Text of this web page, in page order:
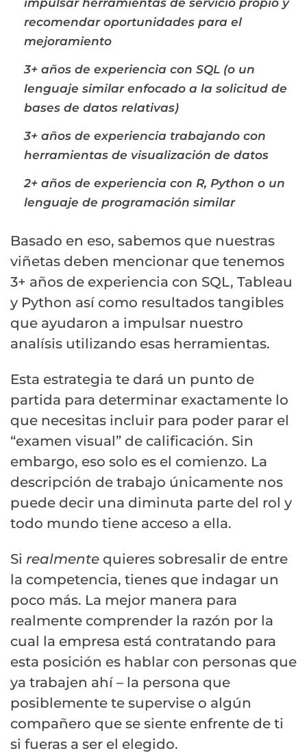
recomendar oportunidades para el
mejoramiento
3+ años de experiencia con SQL (o un
lenguaje similar enfocado a la solicitud de
bases de datos relativas)
3+ años de experiencia trabajando con
herramientas de visualización de datos
2+ años de experiencia con R, Python o un
lenguaje de programación similar
Basado en eso, sabemos que nuestras
viñetas deben mencionar que tenemos
3+ años de experiencia con SQL, Tableau
y Python así como resultados tangibles
que ayudaron a impulsar nuestro
analísis utilizando esas herramientas.
Esta estrategia te dará un punto de
partida para determinar exactamente lo
que necesitas incluir para poder parar el
“examen visual” de calificación. Sin
embargo, eso solo es el comienzo. La
descripción de trabajo únicamente nos
puede decir una diminuta parte del rol y
todo mundo tiene acceso a ella.
Si realmente quieres sobresalir de entre
la competencia, tienes que indagar un
poco más. La mejor manera para
realmente comprender la razón por la
cual la empresa está contratando para
esta posición es hablar con personas que
ya trabajen ahí – la persona que
posiblemente te supervise o algún
compañero que se siente enfrente de ti
si fueras a ser el elegido.